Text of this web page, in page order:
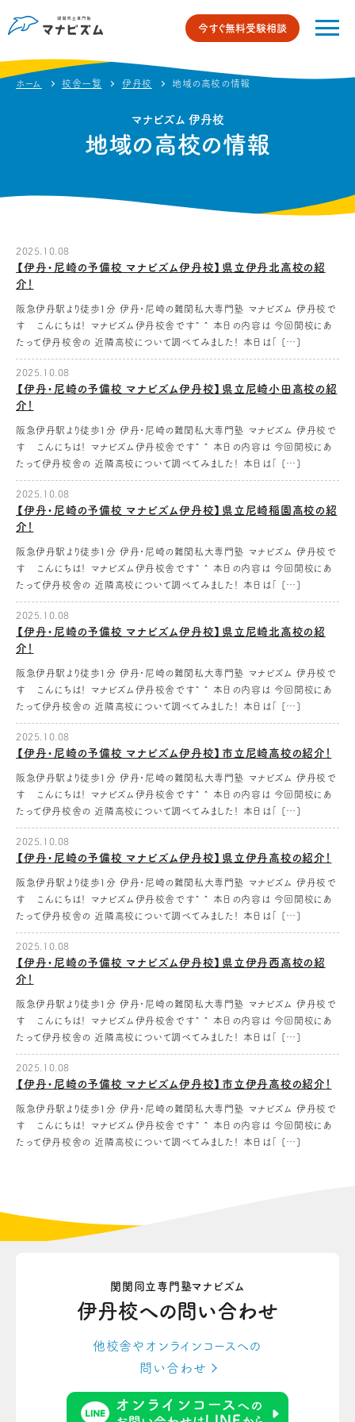
今すぐ無料受験相談
ホーム 校舎一覧 伊丹校 地域の高校の情報
マナビズム 伊丹校
地域の高校の情報
2025.10.08
【伊丹・尼崎の予備校 マナビズム伊丹校】県立伊丹北高校の紹
介！
阪急伊丹駅より徒歩1分 伊丹・尼崎の難関私大専門塾 マナビズム 伊丹校で
す こんにちは！ マナビズム伊丹校舎です^ ^ 本日の内容は 今回開校にあ
たって伊丹校舎の 近隣高校について調べてみました！ 本日は「 […]
2025.10.08
【伊丹・尼崎の予備校 マナビズム伊丹校】県立尼崎小田高校の紹
介！
阪急伊丹駅より徒歩1分 伊丹・尼崎の難関私大専門塾 マナビズム 伊丹校で
す こんにちは！ マナビズム伊丹校舎です^ ^ 本日の内容は 今回開校にあ
たって伊丹校舎の 近隣高校について調べてみました！ 本日は「 […]
2025.10.08
【伊丹・尼崎の予備校 マナビズム伊丹校】県立尼崎稲園高校の紹
介！
阪急伊丹駅より徒歩1分 伊丹・尼崎の難関私大専門塾 マナビズム 伊丹校で
す こんにちは！ マナビズム伊丹校舎です^ ^ 本日の内容は 今回開校にあ
たって伊丹校舎の 近隣高校について調べてみました！ 本日は「 […]
2025.10.08
【伊丹・尼崎の予備校 マナビズム伊丹校】県立尼崎北高校の紹
介！
阪急伊丹駅より徒歩1分 伊丹・尼崎の難関私大専門塾 マナビズム 伊丹校で
す こんにちは！ マナビズム伊丹校舎です^ ^ 本日の内容は 今回開校にあ
たって伊丹校舎の 近隣高校について調べてみました！ 本日は「 […]
2025.10.08
【伊丹・尼崎の予備校 マナビズム伊丹校】市立尼崎高校の紹介！
阪急伊丹駅より徒歩1分 伊丹・尼崎の難関私大専門塾 マナビズム 伊丹校で
す こんにちは！ マナビズム伊丹校舎です^ ^ 本日の内容は 今回開校にあ
たって伊丹校舎の 近隣高校について調べてみました！ 本日は「 […]
2025.10.08
【伊丹・尼崎の予備校 マナビズム伊丹校】県立伊丹高校の紹介！
阪急伊丹駅より徒歩1分 伊丹・尼崎の難関私大専門塾 マナビズム 伊丹校で
す こんにちは！ マナビズム伊丹校舎です^ ^ 本日の内容は 今回開校にあ
たって伊丹校舎の 近隣高校について調べてみました！ 本日は「 […]
2025.10.08
【伊丹・尼崎の予備校 マナビズム伊丹校】県立伊丹西高校の紹
介！
阪急伊丹駅より徒歩1分 伊丹・尼崎の難関私大専門塾 マナビズム 伊丹校で
す こんにちは！ マナビズム伊丹校舎です^ ^ 本日の内容は 今回開校にあ
たって伊丹校舎の 近隣高校について調べてみました！ 本日は「 […]
2025.10.08
【伊丹・尼崎の予備校 マナビズム伊丹校】市立伊丹高校の紹介！
阪急伊丹駅より徒歩1分 伊丹・尼崎の難関私大専門塾 マナビズム 伊丹校で
す こんにちは！ マナビズム伊丹校舎です^ ^ 本日の内容は 今回開校にあ
たって伊丹校舎の 近隣高校について調べてみました！ 本日は「 […]
関関同立専門塾マナビズム
伊丹校への問い合わせ
他校舎やオンラインコースへの
問い合わせ